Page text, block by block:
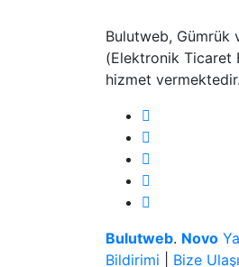
Bulutweb, Gümrük
(Elektronik Ticaret
hizmet vermektedir.
Bulutweb. Novo
Bildirimi
Bize